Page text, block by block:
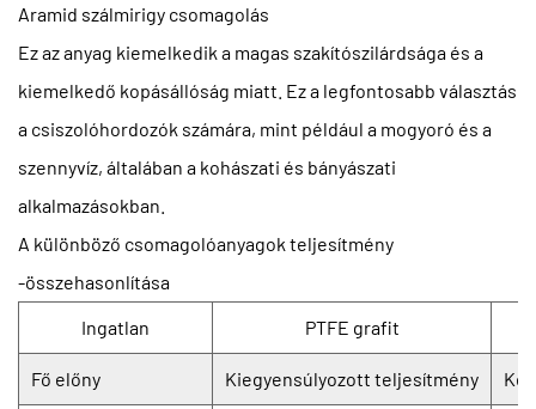
Aramid szálmirigy csomagolás
Ez az anyag kiemelkedik a magas szakítószilárdsága és a
kiemelkedő kopásállóság miatt. Ez a legfontosabb választás
a csiszolóhordozók számára, mint például a mogyoró és a
szennyvíz, általában a kohászati ​​és bányászati ​​
alkalmazásokban.
A különböző csomagolóanyagok teljesítmény
-összehasonlítása
Ingatlan
PTFE grafit
Fő előny Kiegyensúlyozott teljesítmény